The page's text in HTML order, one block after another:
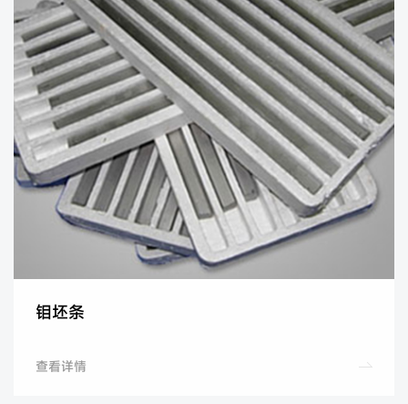
钼坯条
查看详情